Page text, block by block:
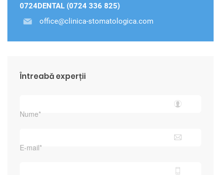
0724DENTAL (0724 336 825)
office@clinica-stomatologica.com
Întreabă experții